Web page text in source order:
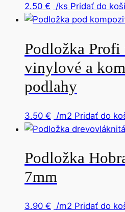
2.50 € /ks Pridať do
Podložka
vinylové a
podlahy
3.50 € /m2 Pridať do
Podložka
7mm
3.90 € /m2 Pridať do